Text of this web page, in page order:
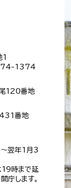
74-1374
120番地
番地
翌年1月3
19時まで延
庁します。